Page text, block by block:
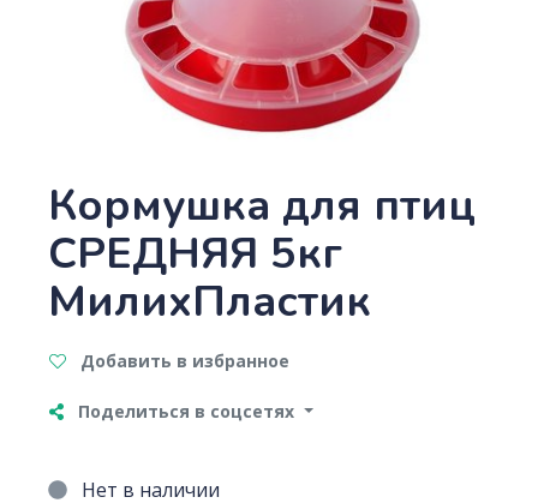
Кормушка для птиц
СРЕДНЯЯ 5кг
МилихПластик
Добавить в избранное
Поделиться в соцсетях
Нет в наличии